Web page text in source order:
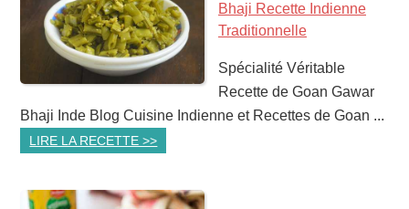
Bhaji Recette Indienne
Traditionnelle
Spécialité Véritable
Recette de Goan Gawar
Bhaji Inde Blog Cuisine Indienne et Recettes de Goan ...
LIRE LA RECETTE >>